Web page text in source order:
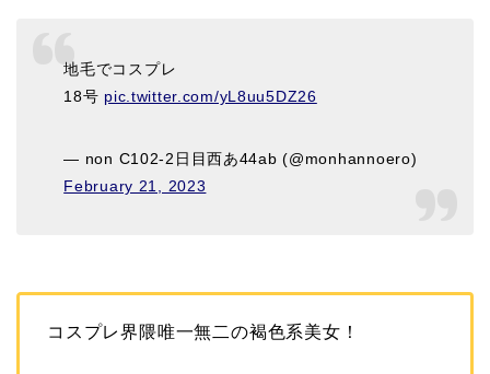
地毛でコスプレ
18号 pic.twitter.com/yL8uu5DZ26
— non C102-2日目西あ44ab (@monhannoero)
February 21, 2023
コスプレ界隈唯一無二の褐色系美女！